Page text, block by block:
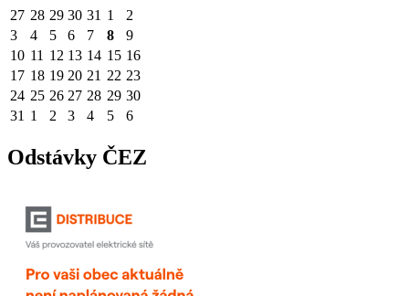
27 28 29 30 31 1
2
3
4 5 6 7 8
9
10 11 12 13 14 15 16
17 18 19 20 21 22 23
24 25 26 27 28 29 30
31 1 2 3 4 5 6
Odstávky ČEZ